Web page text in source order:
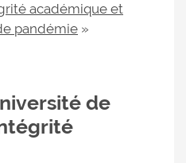
académique et
pandémie »
de